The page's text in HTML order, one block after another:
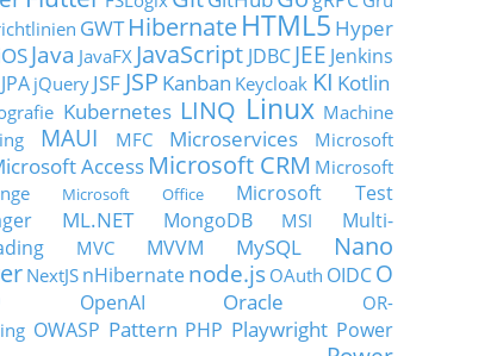
GWT HibernateHTML5 Hyper
Java JavaFX JavaScript JDBC JEE Jenkins
JPA jQuery JSF JSP Kanban Keycloak KI Kotlin
Kubernetes LINQ Linux Machine
MAUI MFC Microservices
Microsoft
Access Microsoft CRM Microsoft
Microsoft Office
Microsoft Test
ML.NET MongoDB MSI
Multi-
MVC MVVM MySQL
Nano
NextJS nHibernatenode.js OAuth OIDCO
OpenAI Oracle
OR-
OWASP Pattern PHP Playwright Power